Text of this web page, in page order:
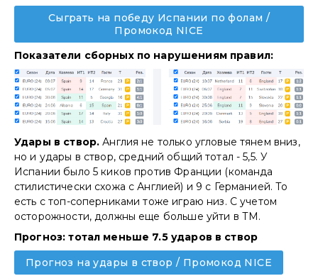
Сыграть на победу Испании по фолам /
Промокод NICE
Показатели сборных по нарушениям правил:
Удары в створ.Англия не только угловые тянем вниз,
но и удары в створ, средний общий тотал - 5,5. У
Испании было 5 киков против Франции (команда
стилистически схожа с Англией) и 9 с Германией. То
есть с топ-соперниками тоже играю низ. С учетом
осторожности, должны еще больше уйти в ТМ.
Прогноз: тотал меньше 7.5 ударов в створ
Прогноз на удары в створ / Промокод NICE